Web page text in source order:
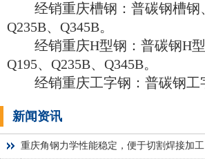
经销重庆槽钢：普碳钢槽钢
Q235B、Q345B。
经销重庆H型钢：普碳钢H型
Q195、Q235B、Q345B。
经销重庆工字钢：普碳钢工
新闻资讯
重庆角钢力学性能稳定，便于切割焊接加工